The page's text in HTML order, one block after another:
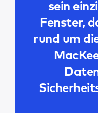
sein
Fenster,
rund um